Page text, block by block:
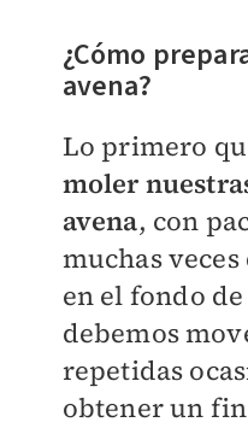
¿Cómo
avena?
Lo primero
moler
avena, con
muchas
en el fondo
debemos
repetidas
obtener un